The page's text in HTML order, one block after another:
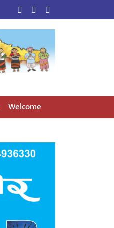
Welcome